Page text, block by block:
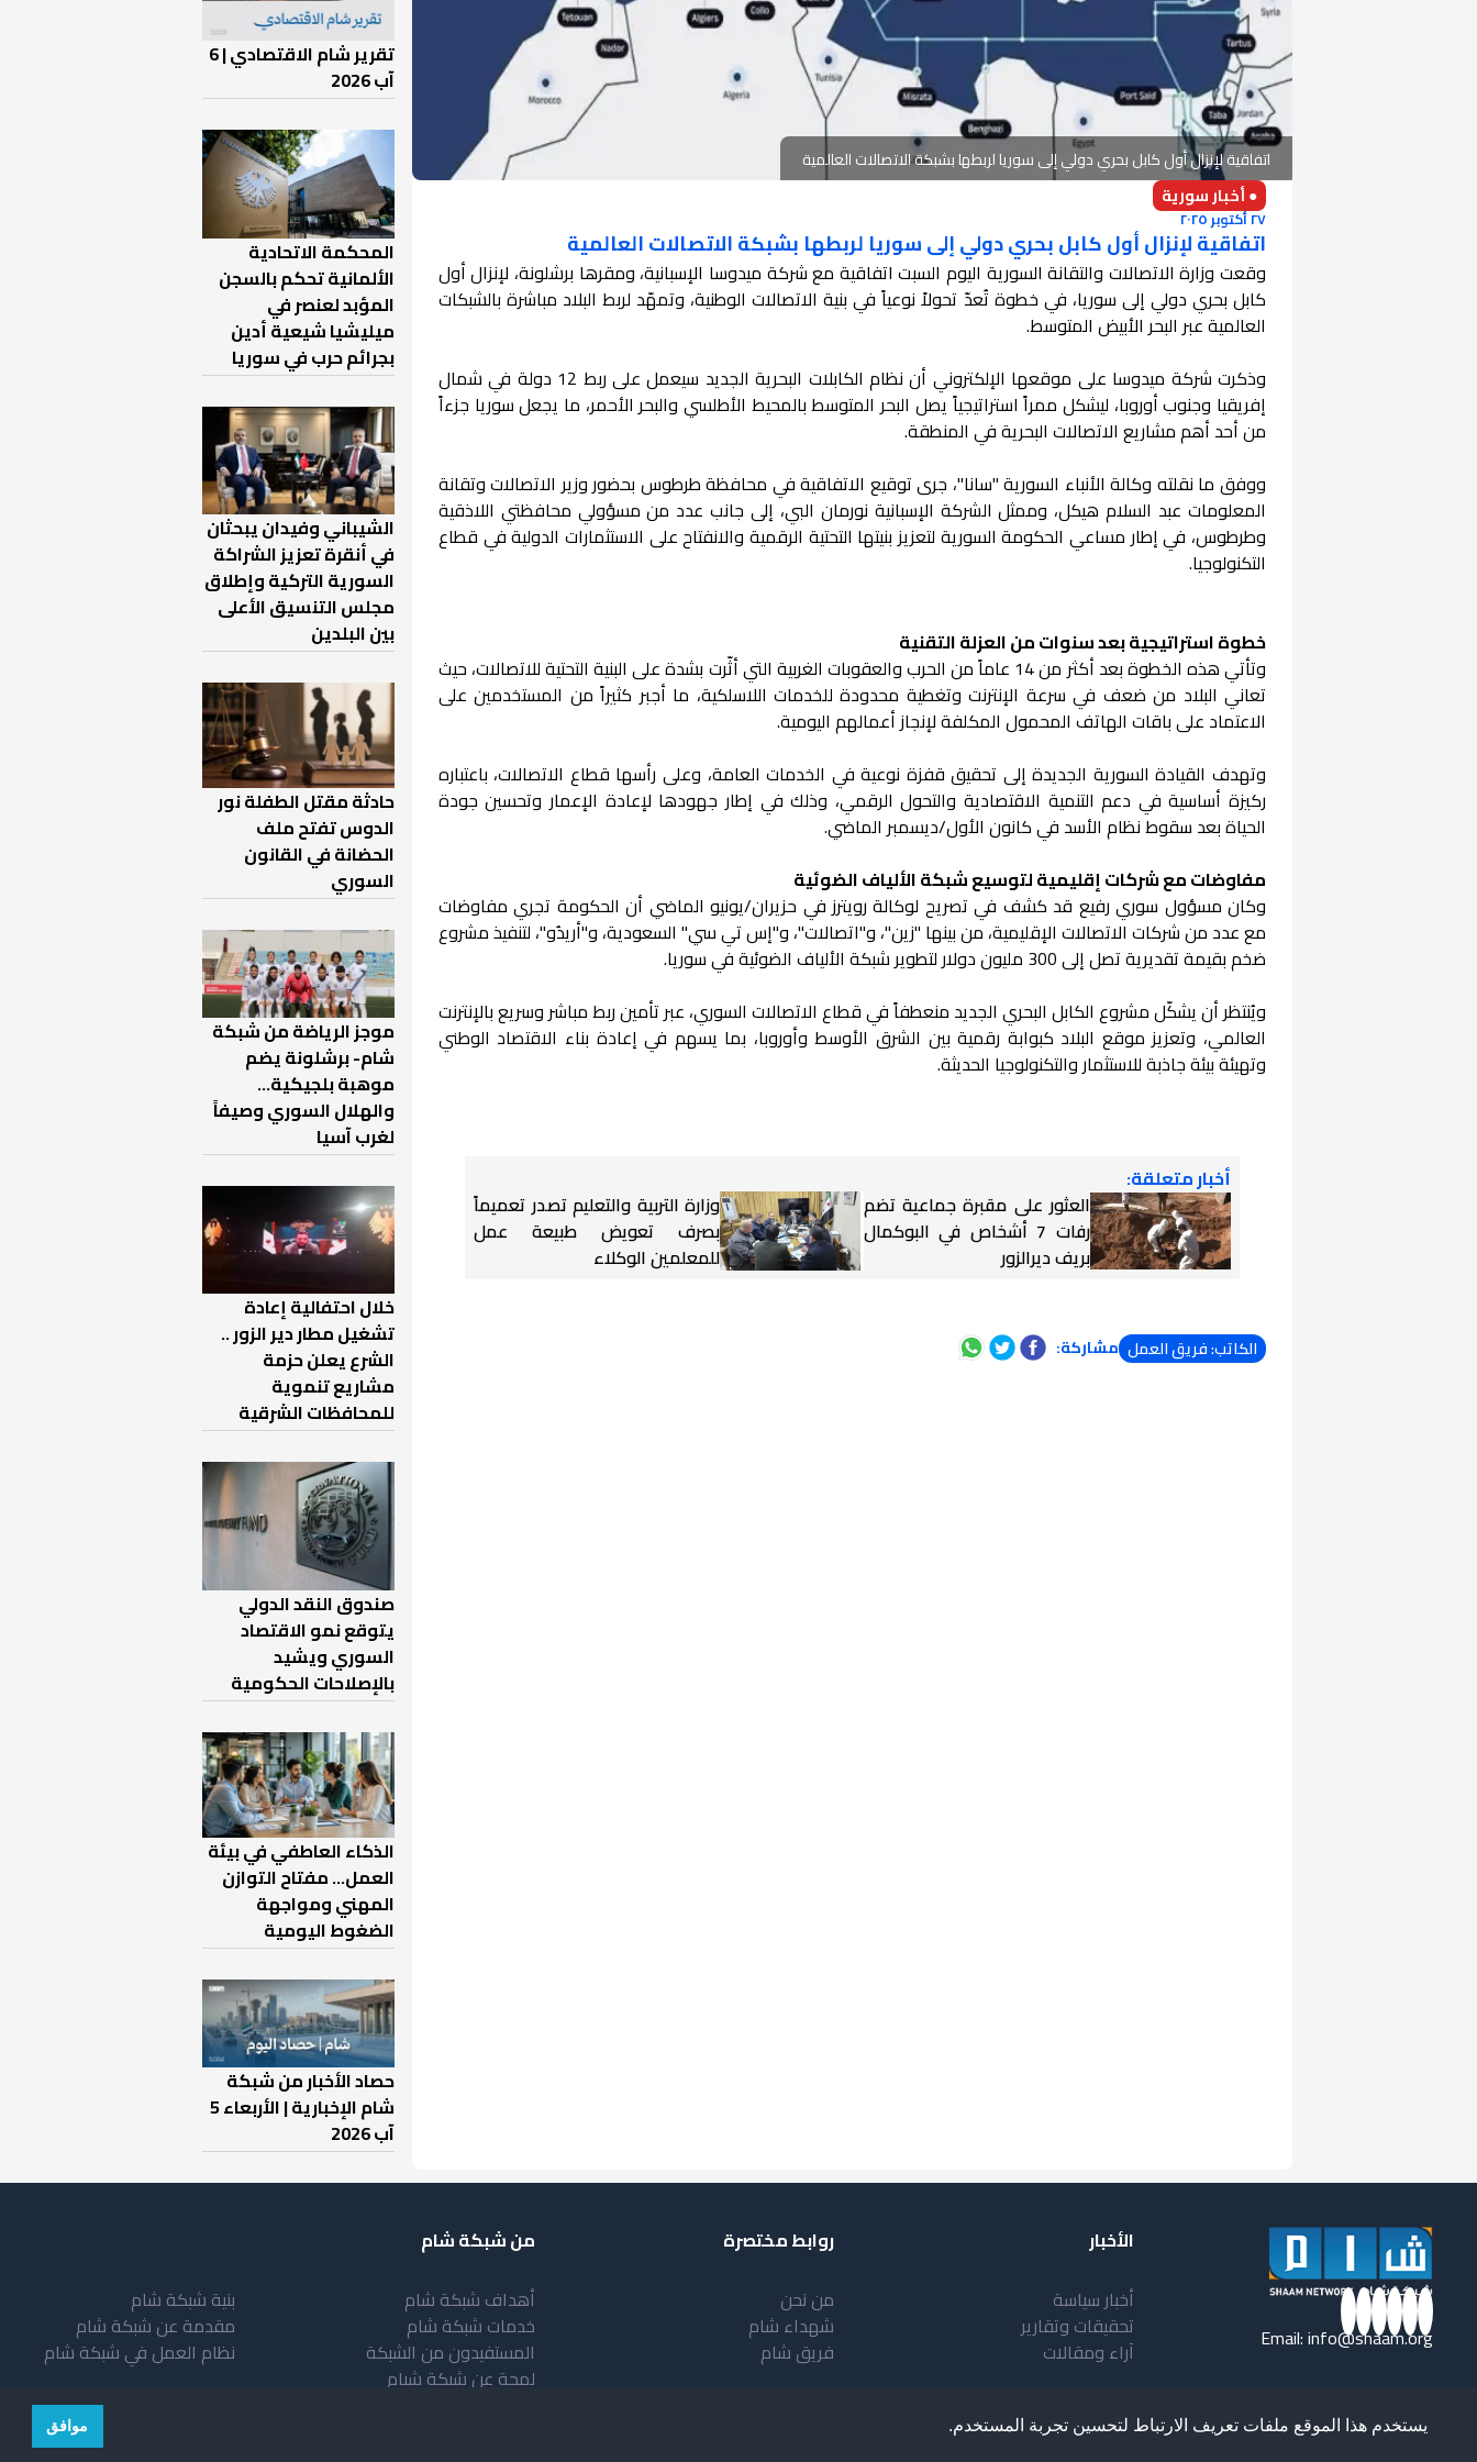
يستخدم هذا الموقع ملفات تعريف الارتباط لتحسين تجربة المستخدم. موافق
اتفاقية لإنزال أول كابل بحري دولي إلى سوريا لربطها بشبكة الاتصالات العالمية
● أخبار سورية
٢٧ أكتوبر ٢٠٢٥
اتفاقية لإنزال أول كابل بحري دولي إلى سوريا لربطها بشبكة الاتصالات العالمية
وقعت وزارة الاتصالات والتقانة السورية اليوم السبت اتفاقية مع شركة ميدوسا الإسبانية، ومقرها برشلونة، لإنزال أول
كابل بحري دولي إلى سوريا، في خطوة تُعدّ تحولاً نوعياً في بنية الاتصالات الوطنية، وتمهّد لربط البلاد مباشرة بالشبكات
العالمية عبر البحر الأبيض المتوسط.
وذكرت شركة ميدوسا على موقعها الإلكتروني أن نظام الكابلات البحرية الجديد سيعمل على ربط 12 دولة في شمال
إفريقيا وجنوب أوروبا، ليشكل ممراً استراتيجياً يصل البحر المتوسط بالمحيط الأطلسي والبحر الأحمر، ما يجعل سوريا جزءاً
من أحد أهم مشاريع الاتصالات البحرية في المنطقة.
ووفق ما نقلته وكالة الأنباء السورية "سانا"، جرى توقيع الاتفاقية في محافظة طرطوس بحضور وزير الاتصالات وتقانة
المعلومات عبد السلام هيكل، وممثل الشركة الإسبانية نورمان البي، إلى جانب عدد من مسؤولي محافظتي اللاذقية
وطرطوس، في إطار مساعي الحكومة السورية لتعزيز بنيتها التحتية الرقمية والانفتاح على الاستثمارات الدولية في قطاع
التكنولوجيا.
خطوة استراتيجية بعد سنوات من العزلة التقنية
وتأتي هذه الخطوة بعد أكثر من 14 عاماً من الحرب والعقوبات الغربية التي أثّرت بشدة على البنية التحتية للاتصالات، حيث
تعاني البلاد من ضعف في سرعة الإنترنت وتغطية محدودة للخدمات اللاسلكية، ما أجبر كثيراً من المستخدمين على
الاعتماد على باقات الهاتف المحمول المكلفة لإنجاز أعمالهم اليومية.
وتهدف القيادة السورية الجديدة إلى تحقيق قفزة نوعية في الخدمات العامة، وعلى رأسها قطاع الاتصالات، باعتباره
ركيزة أساسية في دعم التنمية الاقتصادية والتحول الرقمي، وذلك في إطار جهودها لإعادة الإعمار وتحسين جودة
الحياة بعد سقوط نظام الأسد في كانون الأول/ديسمبر الماضي.
مفاوضات مع شركات إقليمية لتوسيع شبكة الألياف الضوئية
وكان مسؤول سوري رفيع قد كشف في تصريح لوكالة رويترز في حزيران/يونيو الماضي أن الحكومة تجري مفاوضات
مع عدد من شركات الاتصالات الإقليمية، من بينها "زين"، و"اتصالات"، و"إس تي سي" السعودية، و"أريدُو"، لتنفيذ مشروع
ضخم بقيمة تقديرية تصل إلى 300 مليون دولار لتطوير شبكة الألياف الضوئية في سوريا.
ويُنتظر أن يشكّل مشروع الكابل البحري الجديد منعطفاً في قطاع الاتصالات السوري، عبر تأمين ربط مباشر وسريع بالإنترنت
العالمي، وتعزيز موقع البلاد كبوابة رقمية بين الشرق الأوسط وأوروبا، بما يسهم في إعادة بناء الاقتصاد الوطني
وتهيئة بيئة جاذبة للاستثمار والتكنولوجيا الحديثة.
أخبار متعلقة:
العثور على مقبرة جماعية تضم
رفات 7 أشخاص في البوكمال
بريف ديرالزور
وزارة التربية والتعليم تصدر تعميماً
بصرف تعويض طبيعة عمل
للمعلمين الوكلاء
الكاتب: فريق العمل مشاركة:
تقرير شام الاقتصادي | 6
آب 2026
المحكمة الاتحادية
الألمانية تحكم بالسجن
المؤبد لعنصر في
ميليشيا شيعية أدين
بجرائم حرب في سوريا
الشيباني وفيدان يبحثان
في أنقرة تعزيز الشراكة
السورية التركية وإطلاق
مجلس التنسيق الأعلى
بين البلدين
حادثة مقتل الطفلة نور
الدوس تفتح ملف
الحضانة في القانون
السوري
موجز الرياضة من شبكة
شام- برشلونة يضم
موهبة بلجيكية...
والهلال السوري وصيفاً
لغرب آسيا
خلال احتفالية إعادة
تشغيل مطار دير الزور ..
الشرع يعلن حزمة
مشاريع تنموية
للمحافظات الشرقية
صندوق النقد الدولي
يتوقع نمو الاقتصاد
السوري ويشيد
بالإصلاحات الحكومية
الذكاء العاطفي في بيئة
العمل… مفتاح التوازن
المهني ومواجهة
الضغوط اليومية
حصاد الأخبار من شبكة
شام الإخبارية | الأربعاء 5
آب 2026
Email:info@shaam.org
الأخبار
أخبار سياسة
تحقيقات وتقارير
آراء ومقالات
روابط مختصرة
من نحن
شهداء شام
فريق شام
من شبكة شام
أهداف شبكة شام
خدمات شبكة شام
المستفيدون من الشبكة
لمحة عن شبكة شبام
بنية شبكة شام
مقدمة عن شبكة شام
نظام العمل في شبكة شام